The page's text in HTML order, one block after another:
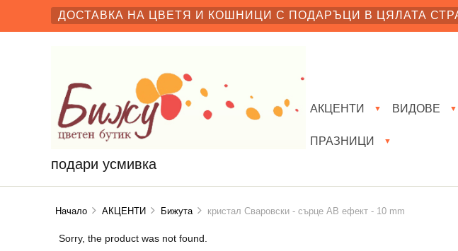
ДОСТАВКА НА ЦВЕТЯ И КОШНИЦИ С ПОДАРЪЦИ В ЦЯЛАТА
подари усмивка
АКЦЕНТИ ▼ ВИДОВЕ ▼
ПРАЗНИЦИ ▼
Начало АКЦЕНТИ Бижута кристал Сваровски - сърце АВ ефект - 10 mm
Sorry, the product was not found.